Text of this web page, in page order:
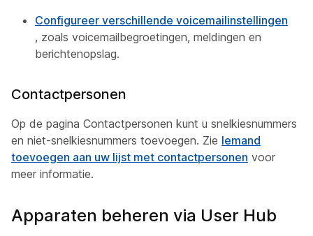
Configureer verschillende voicemailinstellingen
, zoals voicemailbegroetingen, meldingen en
berichtenopslag.
Contactpersonen
Op de pagina Contactpersonen kunt u snelkiesnummers
en niet-snelkiesnummers toevoegen. Zie Iemand
toevoegen aan uw lijst met contactpersonen voor
meer informatie.
Apparaten beheren via User Hub